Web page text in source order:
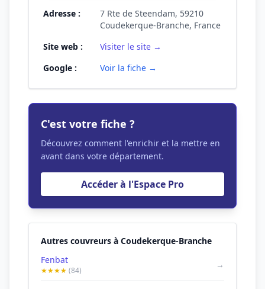
Adresse :
7 Rte de Steendam, 59210
Coudekerque-Branche, France
Site web :
Visiter le site →
Google :
Voir la fiche →
C'est votre fiche ?
Découvrez comment l'enrichir et la mettre en
avant dans votre département.
Accéder à l'Espace Pro
Autres couvreurs à Coudekerque-Branche
Fenbat
★★★★ (84)
→